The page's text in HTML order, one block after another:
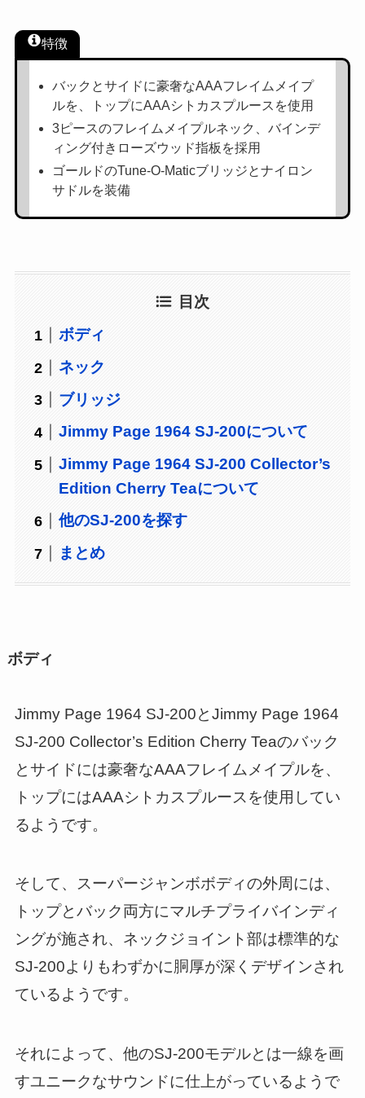
特徴
バックとサイドに豪奢なAAAフレイムメイプ
ルを、トップにAAAシトカスプルースを使用
3ピースのフレイムメイプルネック、バインデ
ィング付きローズウッド指板を採用
ゴールドのTune-O-Maticブリッジとナイロン
サドルを装備
目次
ボディ
ネック
ブリッジ
Jimmy Page 1964 SJ-200について
Jimmy Page 1964 SJ-200 Collector’s
Edition Cherry Teaについて
他のSJ-200を探す
まとめ
ボディ
Jimmy Page 1964 SJ-200とJimmy Page 1964
SJ-200 Collector’s Edition Cherry Teaのバック
とサイドには豪奢なAAAフレイムメイプルを、
トップにはAAAシトカスプルースを使用してい
るようです。
そして、スーパージャンボボディの外周には、
トップとバック両方にマルチプライバインディ
ングが施され、ネックジョイント部は標準的な
SJ-200よりもわずかに胴厚が深くデザインされ
ているようです。
それによって、他のSJ-200モデルとは一線を画
すユニークなサウンドに仕上がっているようで